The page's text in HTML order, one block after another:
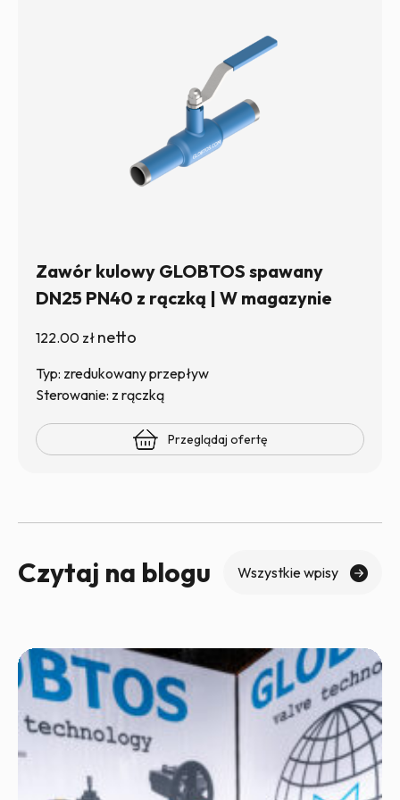
Zawór kulowy GLOBTOS spawany
DN25 PN40 z rączką | W magazynie
122.00 zł netto
Typ: zredukowany przepływ
Sterowanie: z rączką
Przeglądaj ofertę
Czytaj na blogu Wszystkie wpisy